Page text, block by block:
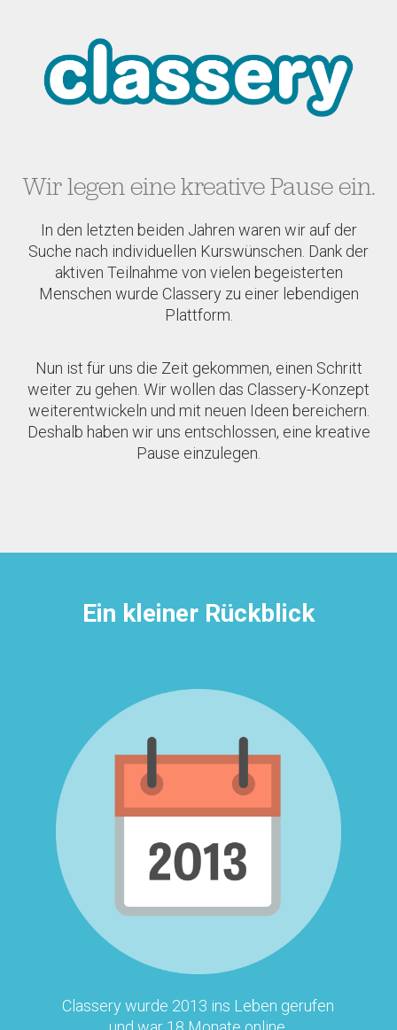
Wir legen eine kreative Pause ein.
In den letzten beiden Jahren waren wir auf der
Suche nach individuellen Kurswünschen. Dank der
aktiven Teilnahme von vielen begeisterten
Menschen wurde Classery zu einer lebendigen
Plattform.
Nun ist für uns die Zeit gekommen, einen Schritt
weiter zu gehen. Wir wollen das Classery-Konzept
weiterentwickeln und mit neuen Ideen bereichern.
Deshalb haben wir uns entschlossen, eine kreative
Pause einzulegen.
Ein kleiner Rückblick
Classery wurde 2013 ins Leben gerufen